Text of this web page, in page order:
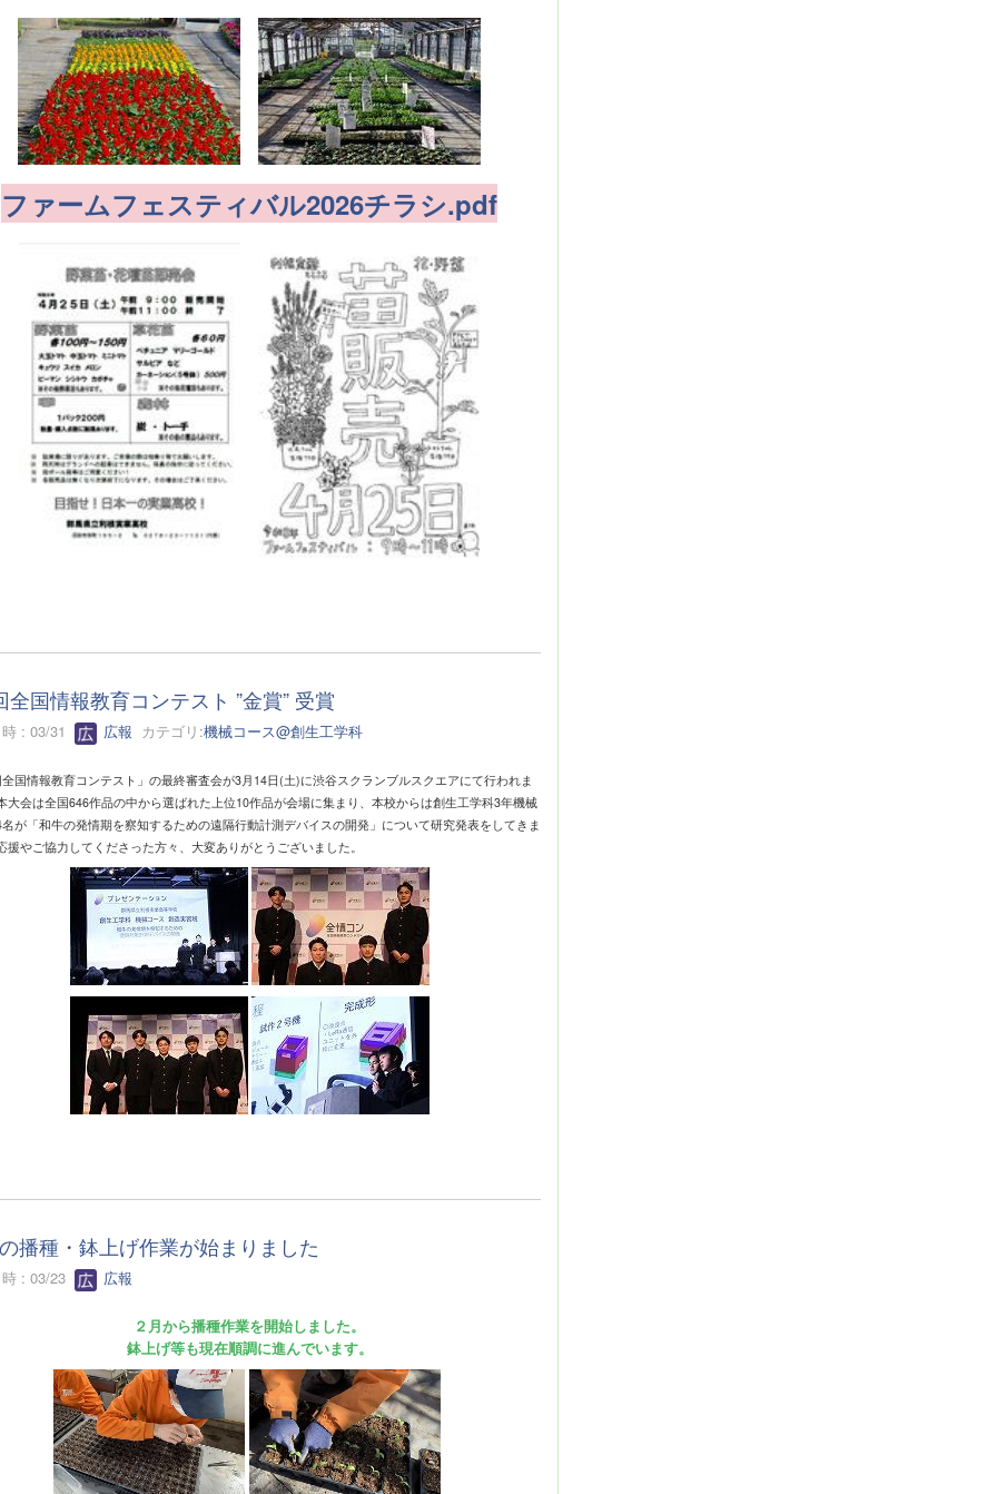
ファームフェスティバル2026チラシ.pdf
全国情報教育コンテスト ”金賞” 受賞
: 03/31 広報 カテゴリ:機械コース@創生工学科
全国情報教育コンテスト」の最終審査会が3月14日(土)に渋谷スクランブルスクエアにて行われま
大会は全国646作品の中から選ばれた上位10作品が会場に集まり、本校からは創生工学科3年機械
名が「和牛の発情期を察知するための遠隔行動計測デバイスの開発」について研究発表をしてきま
援やご協力してくださった方々、大変ありがとうございました。
播種・鉢上げ作業が始まりました
: 03/23 広報
２月から播種作業を開始しました。
鉢上げ等も現在順調に進んでいます。